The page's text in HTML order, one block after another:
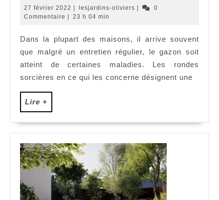
les
ronds
sorcieres
?
27 février 2022 27
février
lesjardins-oliviers lesjardins-
0
Commentaire
23 h 04 min
Dans la plupart des maisons, il arrive souvent
que malgré un entretien régulier, le gazon soit
atteint de certaines maladies. Les rondes
sorcières en ce qui les concerne désignent une
Lire +
+